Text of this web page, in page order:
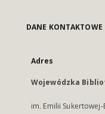
DANE KONTAKTOWE
Adres
Wojewódzka
im. Emilii